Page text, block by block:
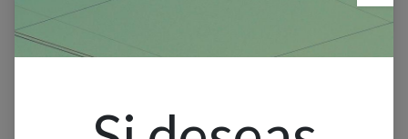
Todos los productos